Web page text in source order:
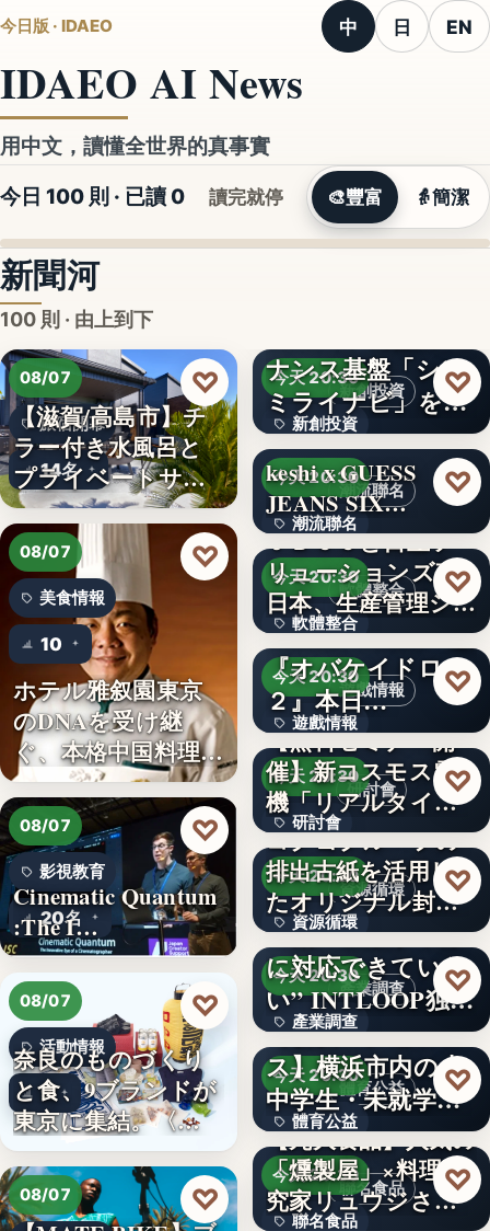
今日版 · IDAEO 中 日 EN
IDAEO AI News
用中文，讀懂全世界的真事實
今日 100 則 · 已讀 0 讀完就停 🎨豐富 👵簡潔
新聞河
100 則 · 由上到下
08/07
旅宿開幕
14名
【滋賀/高島市】チ
ラー付き水風呂と
プライベートサウ
ナを楽…
♡
08/07
美食情報
10
ホテル雅叙園東京
のDNAを受け継
ぐ、本格中国料理店
「万福…
♡
08/07
影視教育
20名
Cinematic Quantum
:The I…
♡
08/07
活動情報
9
奈良のものづくり
と食、9ブランドが
東京に集結。〈…
♡
08/07 ♡
50%
新創投資
今天 20:30
新創投資
文字
ナンス基盤「シン
ミライナビ」を開
発す…
♡
潮流聯名
今天 20:30
潮流聯名
65億回
keshi x GUESS
JEANS SIX…
♡
軟體整合
今天 20:30
軟體整合
670
ＪＢＣＣと日立ソ
リューションズ東
日本、生産管理シ
ステム「…
♡
遊戲情報
今天 20:30
遊戲情報
文字
Nitendo Switch™版
『オバケイドロ
２』本日…
♡
研討會
今天 20:30
研討會
1964
【無料セミナー開
催】新コスモス電
機「リアルタイム
モニタと…
♡
資源循環
今天 20:30
資源循環
50%
コクヨグループの
排出古紙を活用し
たオリジナル封筒
を採用
♡
產業調查
今天 20:30
產業調查
文字
“9割の企業が十分
に対応できていな
い” INTLOOP独…
♡
體育公益
今天 20:30
體育公益
文字
【横浜エクセレン
ス】横浜市内の小
中学生・未就学児
対象！「…
♡
聯名食品
今天 20:30
聯名食品
【丸大食品】人気の
「燻製屋」×料理研
究家リュウジさん
♡